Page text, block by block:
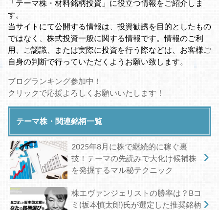
「テーマ株・材料銘柄投資」に役立つ情報をご紹介しま
す。
当サイトにて公開する情報は、投資勧誘を目的としたもの
ではなく、株式投資一般に関する情報です。情報のご利
用、ご認識、または実際に投資を行う際などは、お客様ご
自身の判断で行っていただくようお願い致します。
ブログランキング参加中！
クリックで応援よろしくお願いいたします！
テーマ株・関連銘柄一覧
2025年8月に株で継続的に稼ぐ裏
技！テーマの先読みで大化け候補株
を発掘するマル秘テクニック
株エヴァンジェリストの勝率は？Bコ
ミ(坂本慎太郎)氏が選定した推奨銘柄